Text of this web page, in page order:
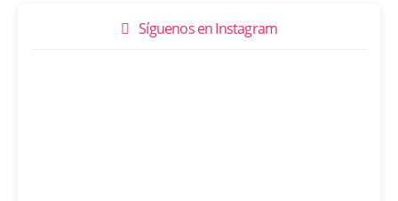
Síguenos en Instagram